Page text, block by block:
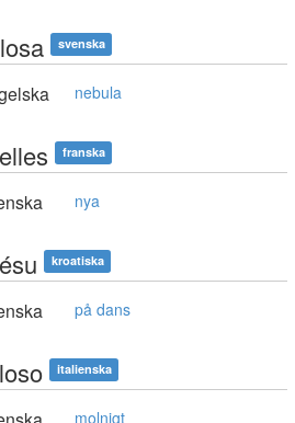
svenska
nebula
franska
nya
kroatiska
på dans
italienska
molnigt